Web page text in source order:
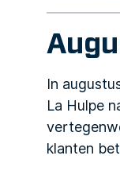
In
La Hulpe
klanten